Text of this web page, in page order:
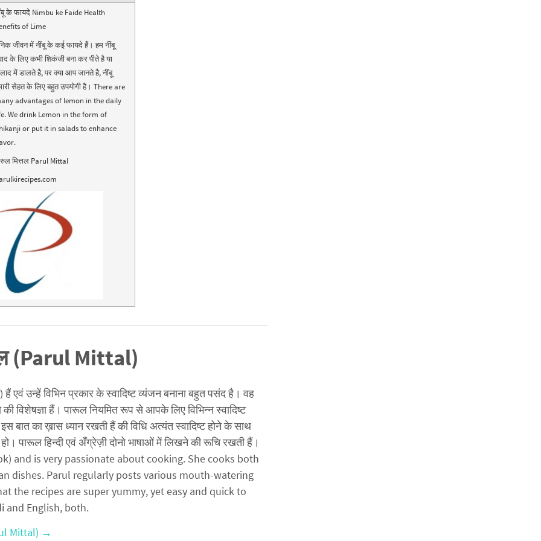
के फायदे Nimbu ke Faide Health
of Lime
जीवन में नींबू के कई फायदे हैं। हम नींबू
के लिए कभी शिकंजी बना कर पीते है या
में डालते है, पर क्या आप जानते है, नींबू
सेहत के लिए बहुत उपयोगी है। There are
advantages of lemon in the daily
We drink Lemon in the form of
or put it in salads to enhance
मित्तल Parul Mittal
(Parul Mittal)
उन्हें विभिन प्रकार के स्वादिष्ट व्यंजन बनाना बहुत पसंद है। वह
की विशेषज्ञा हैं। पारूल नियमित रूप से आपके लिए विभिन्न स्वादिष्ट
बात का ख़ास ध्यान रखती हैं की विधि अत्यंत स्वादिष्ट होने के साथ
पारूल हिन्दी एवं अँग्रेज़ी दोनो भाषाओं में लिखने की रूचि रखती हैं।
and is very passionate about cooking. She cooks both
dishes. Parul regularly posts various mouth-watering
the recipes are super yummy, yet easy and quick to
and English, both.
Mittal) →